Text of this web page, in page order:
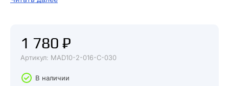
В изделиях предусмотрена индикация срабатывания от
электрической сети до 110 В.
В качестве коммутационных аппаратов в изделиях
использованы выключатели автоматические ВА47-29 новой
1 780 ₽
Артикул: MAD10-2-016-C-030
В наличии